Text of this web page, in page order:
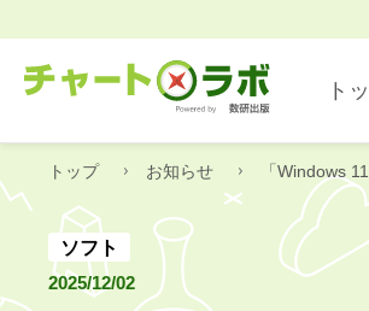
ト
数学
デジタル・アプリ
トップ お知らせ 「Windows
ソフト
2025/12/02